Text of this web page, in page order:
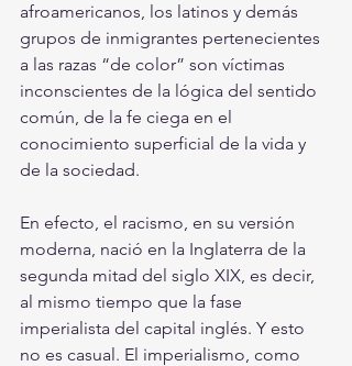
afroamericanos, los latinos y demás
grupos de inmigrantes pertenecientes
a las razas “de color” son víctimas
inconscientes de la lógica del sentido
común, de la fe ciega en el
conocimiento superficial de la vida y
de la sociedad.
En efecto, el racismo, en su versión
moderna, nació en la Inglaterra de la
segunda mitad del siglo XIX, es decir,
al mismo tiempo que la fase
imperialista del capital inglés. Y esto
no es casual. El imperialismo, como